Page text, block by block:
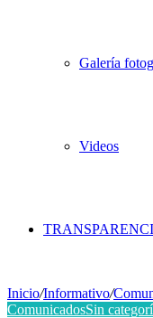
Galería
Videos
Inicio/Informativo/
ComunicadosSin